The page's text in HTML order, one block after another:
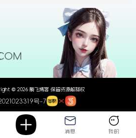
© 2026 腾飞博客 保留资源解释权
号-7
消息 我的